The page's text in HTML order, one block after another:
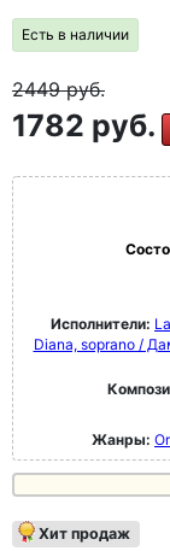
Есть в наличии
2449руб.
1782 руб.
Исполнители:
Diana, soprano /
Жанры:
Хит продаж